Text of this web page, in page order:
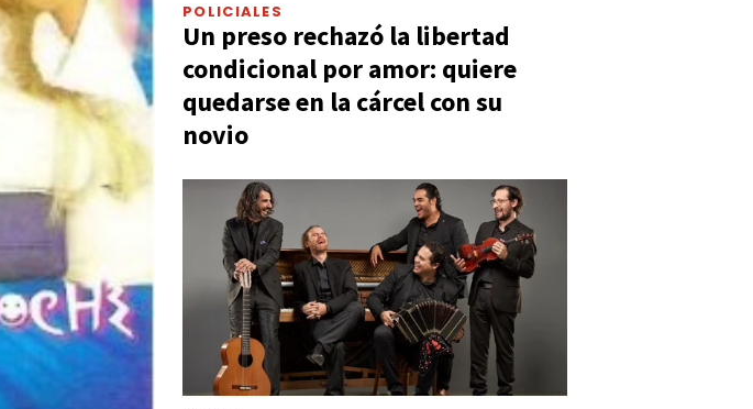
POLICIALES
Un preso rechazó la libertad
condicional por amor: quiere
quedarse en la cárcel con su
novio